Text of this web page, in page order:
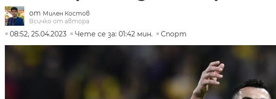
от Милен Костов
Всичко от автора
08:52, 25.04.2023
Чете се за: 01:42 мин. Спорт